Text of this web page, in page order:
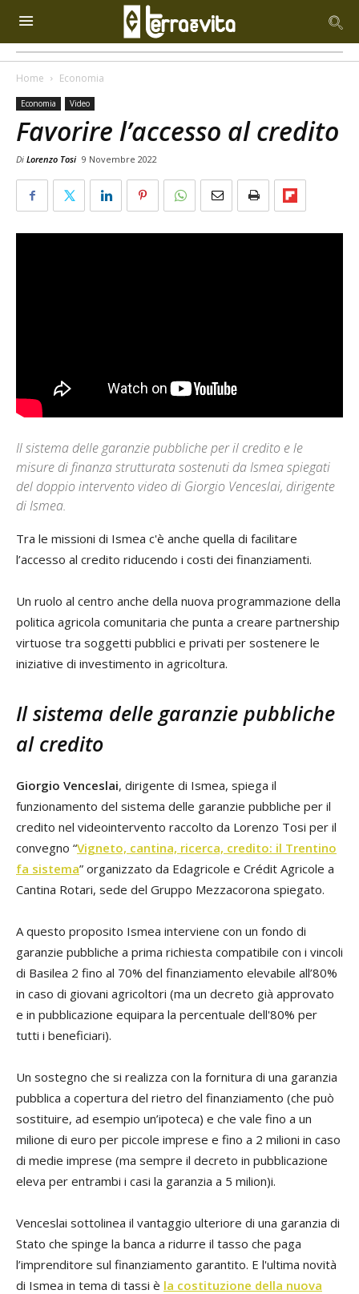
Home Economia
Economia Video
Favorire l’accesso al credito
Di Lorenzo Tosi 9 Novembre 2022
Il sistema delle garanzie pubbliche per il credito e le
misure di finanza strutturata sostenuti da Ismea spiegati
del doppio intervento video di Giorgio Venceslai, dirigente
di Ismea.
Tra le missioni di Ismea c'è anche quella di facilitare
l’accesso al credito riducendo i costi dei finanziamenti.
Un ruolo al centro anche della nuova programmazione della
politica agricola comunitaria che punta a creare partnership
virtuose tra soggetti pubblici e privati per sostenere le
iniziative di investimento in agricoltura.
Il sistema delle garanzie pubbliche
al credito
Giorgio Venceslai, dirigente di Ismea, spiega il
funzionamento del sistema delle garanzie pubbliche per il
credito nel videointervento raccolto da Lorenzo Tosi per il
convegno “Vigneto, cantina, ricerca, credito: il Trentino
fa sistema” organizzato da Edagricole e Crédit Agricole a
Cantina Rotari, sede del Gruppo Mezzacorona spiegato.
A questo proposito Ismea interviene con un fondo di
garanzie pubbliche a prima richiesta compatibile con i vincoli
di Basilea 2 fino al 70% del finanziamento elevabile all’80%
in caso di giovani agricoltori (ma un decreto già approvato
e in pubblicazione equipara la percentuale dell'80% per
tutti i beneficiari).
Un sostegno che si realizza con la fornitura di una garanzia
pubblica a copertura del rietro del finanziamento (che può
sostituire, ad esempio un’ipoteca) e che vale fino a un
milione di euro per piccole imprese e fino a 2 milioni in caso
di medie imprese (ma sempre il decreto in pubblicazione
eleva per entrambi i casi la garanzia a 5 milion)i.
Venceslai sottolinea il vantaggio ulteriore di una garanzia di
Stato che spinge la banca a ridurre il tasso che paga
l’imprenditore sul finanziamento garantito. E l'ultima novità
di Ismea in tema di tassi è la costituzione della nuova